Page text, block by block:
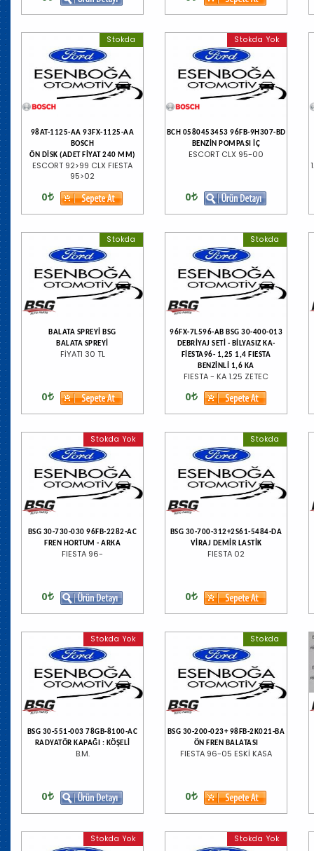
Stokda
98AT-1125-AA 93FX-1125-AA
BOSCH
ÖN DİSK (ADET FİYAT 240 MM)
ESCORT 92>99 CLX FIESTA
95>02
0
Stokda Yok
BCH 0580453453 96FB-9H307-BD
BENZİN POMPASI İÇ
ESCORT CLX 95-00
0
Stokda
BALATA SPREYİ BSG
BALATA SPREYİ
FİYATI 30 TL
0
Stokda
96FX-7L596-AB BSG 30-400-013
DEBRİYAJ SETİ - BİLYASIZ KA-
FİESTA96- 1,25 1,4 FIESTA
BENZİNLİ 1,6 KA
FIESTA - KA 1.25 ZETEC
0
Stokda Yok
BSG 30-730-030 96FB-2282-AC
FREN HORTUM - ARKA
FIESTA 96-
0
Stokda
BSG 30-700-312+2S61-5484-DA
VİRAJ DEMİR LASTİK
FIESTA 02
0
Stokda Yok
BSG 30-551-003 78GB-8100-AC
RADYATÖR KAPAĞI : KÖŞELİ
B.M.
0
Stokda
BSG 30-200-023+ 98FB-2K021-BA
ÖN FREN BALATASI
FIESTA 96-05 ESKİ KASA
0
Stokda Yok Stokda Yok